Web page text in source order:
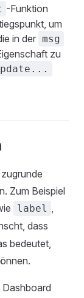
-Funktion
um
in der msg
zu
Zum Beispiel
label ,
dass
bedeutet,
Dashboard